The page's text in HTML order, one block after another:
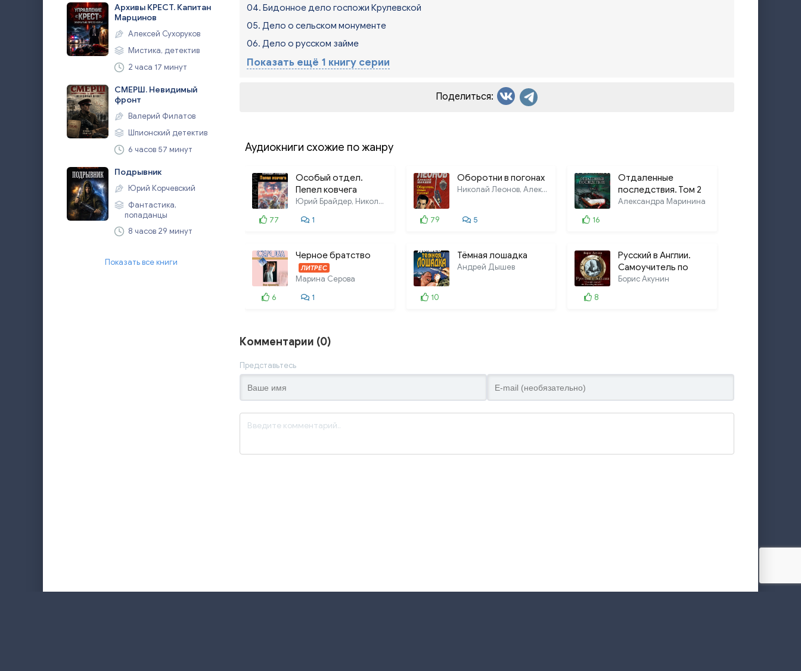
Архивы КРЕСТ. Капитан
Марцинов
Алексей Сухоруков
Мистика, детектив
2 часа 17 минут
СМЕРШ. Невидимый
фронт
Валерий Филатов
Шпионский детектив
6 часов 57 минут
Подрывник
Юрий Корчевский
Фантастика,
попаданцы
8 часов 29 минут
Показать все книги
018. Архивное дело - 18
022. Эпилог
04. Бидонное дело госпожи Крулевской
05. Дело о сельском монументе
06. Дело о русском займе
Показать ещё 1 книгу серии
Поделиться:
Аудиокниги схожие по жанру
Особый отдел.
Пепел ковчега
Юрий Брайдер, Николай Чадович
77
1
Оборотни в погонах
Николай Леонов, Алексей Макеев
79 5
Отдаленные
последствия. Том 2
ЛИТРЕС
Александра Маринина
16
Черное братство
ЛИТРЕС
Марина Серова
6
1
Тёмная лошадка
Андрей Дышев
10
Русский в Англии.
Самоучитель по
беллетристике
Борис Акунин
8
Комментарии (0)
Представьтесь